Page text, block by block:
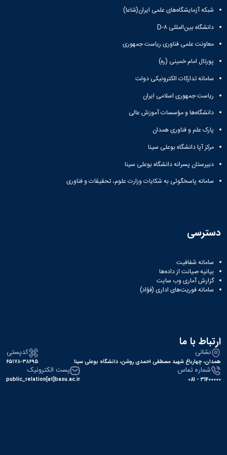
علمی
شهر
همدان
شبکه آزمایشگاه‌های علمی ایران(شاعا)
دانشگاه بین‌المللی D-۸
معاونت علمی فناوری ریاست جمهوری
پورتال امام خمینی (ره)
سامانه تدارکات الکترونیکی دولت
ریاست جمهوری اسلامی ایران
دانشگاه‌ها و مؤسسات آموزش عالی
پارک علم و فناوری همدان
مرکز آپا دانشگاه بوعلی سینا
دبیرستان پسرانه دانشگاه بوعلی سینا
سامانه پاسخگوئی به شکایات وزارت علوم، تحقیقات و فناوری
دسترسی
سامانه شفافیت
بیانیه صیانت از داده‌ها
گزارش آماری وب‌ سایت
سامانه فوریت‌های اداری (فؤاد)
ارتباط با ما
نشانی
همدان، چهارباغ شهید مصطفی احمدی روشن، دانشگاه بوعلی سینا
کدپستی
۶۵۱۷۸-۳۸۶۹۵
شماره تماس
31400000 - 081
پست الکترونیک
public_relation[at]basu.ac.ir